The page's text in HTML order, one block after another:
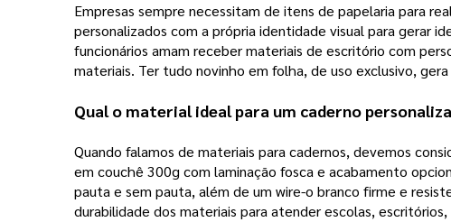
Empresas sempre necessitam de itens de papelaria para
personalizados com a própria identidade visual para gerar
funcionários amam receber materiais de escritório com
materiais. Ter tudo novinho em folha, de uso exclusivo,
Qual o material ideal para um caderno
Quando falamos de materiais para cadernos, devemos
em couchê 300g com laminação fosca e acabamento
pauta e sem pauta, além de um wire-o branco firme e
durabilidade dos materiais para atender escolas,